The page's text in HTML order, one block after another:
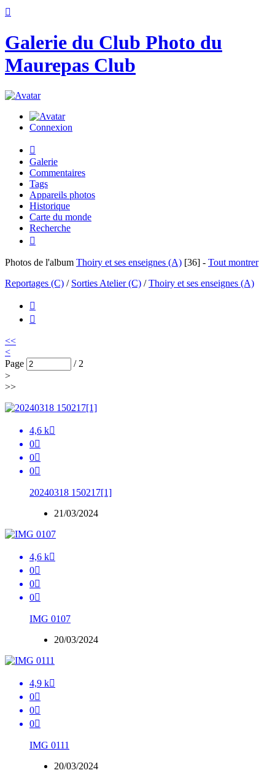

Galerie du Club Photo du
Maurepas Club
Connexion

Galerie
Commentaires
Tags
Appareils photos
Historique
Carte du monde
Recherche

Photos de l'album Thoiry et ses enseignes (A) [36] - Tout montrer
Reportages (C) / Sorties Atelier (C) / Thoiry et ses enseignes (A)


<<
<
Page
/ 2
>
>>
4,6 k
0
0
0
20240318 150217[1]
21/03/2024
4,6 k
0
0
0
IMG 0107
20/03/2024
4,9 k
0
0
0
IMG 0111
20/03/2024